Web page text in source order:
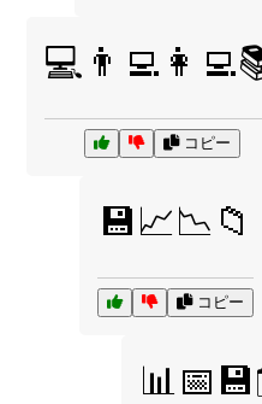
コピー
💾📈📉📁
コピー